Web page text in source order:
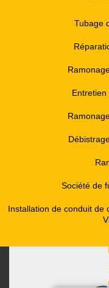
Tubage
Société de
Installation de conduit de